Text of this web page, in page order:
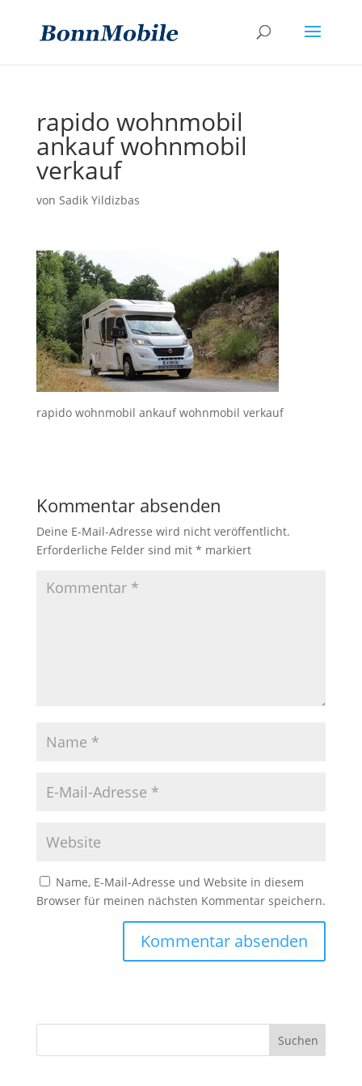
rapido wohnmobil
ankauf wohnmobil
verkauf
von Sadik Yildizbas
rapido wohnmobil ankauf wohnmobil verkauf
Kommentar absenden
Deine E-Mail-Adresse wird nicht veröffentlicht.
Erforderliche Felder sind mit * markiert
Name, E-Mail-Adresse und Website in diesem
Browser für meinen nächsten Kommentar speichern.